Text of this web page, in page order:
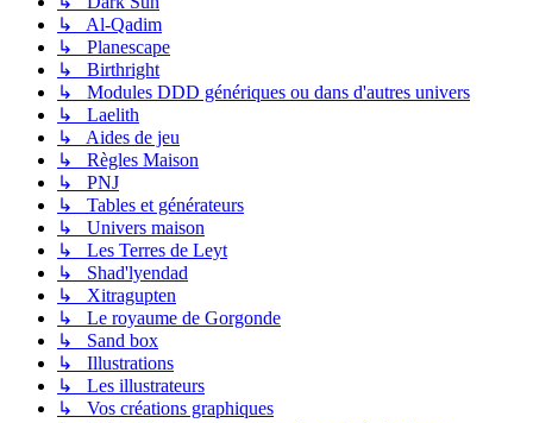
↳ Al-Qadim
↳ Planescape
↳ Birthright
↳ Modules DDD génériques ou dans d'autres univers
↳ Laelith
↳ Aides de jeu
↳ Règles Maison
↳ PNJ
↳ Tables et générateurs
↳ Univers maison
↳ Les Terres de Leyt
↳ Shad'lyendad
↳ Xitragupten
↳ Le royaume de Gorgonde
↳ Sand box
↳ Illustrations
↳ Les illustrateurs
↳ Vos créations graphiques